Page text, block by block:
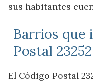
sus habitantes
Barrios que
Postal
El Código Postal